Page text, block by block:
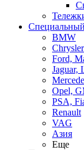
BMW
Chrysler
Ford,
Jaguar,
Opel,
PSA,
Renault
VAG
Азия
Еще